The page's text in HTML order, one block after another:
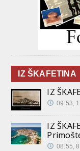
IZ ŠKAFETINA
IZ
09:53,
IZ
08:55,